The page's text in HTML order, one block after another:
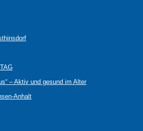
– Aktiv und gesund im Alter
Anhalt